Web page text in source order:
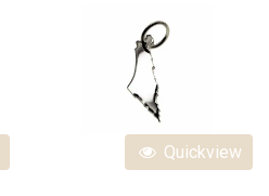
Quickview